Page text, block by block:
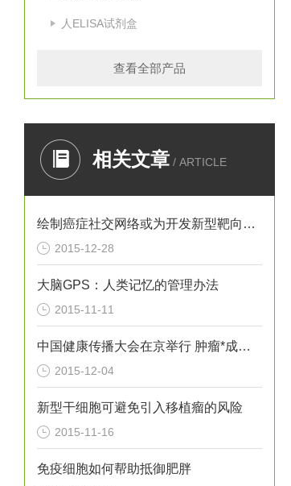
人ELISA试剂盒
查看全部产品
相关文章 / ARTICLE
绘制癌症社交网络或为开发新型靶向疗法提供思路
2015-12-28
大脑GPS：人类记忆的管理办法
2015-11-11
中国健康传播大会在京举行 肿瘤*成为热议焦点
2015-12-04
新型干细胞可避免引入移植瘤的风险
2015-11-16
免疫细胞如何帮助抵御肥胖